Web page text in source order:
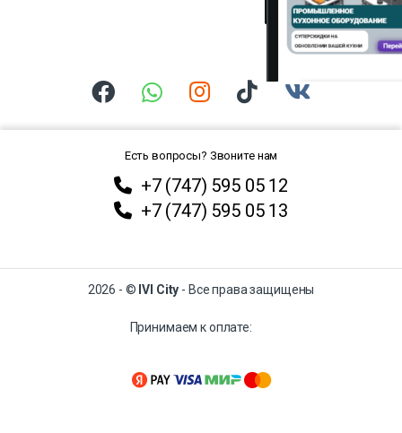
Есть вопросы? Звоните нам
+7 (747) 595 05 12
+7 (747) 595 05 13
2026 - © IVI City - Все права защищены
Принимаем к оплате: